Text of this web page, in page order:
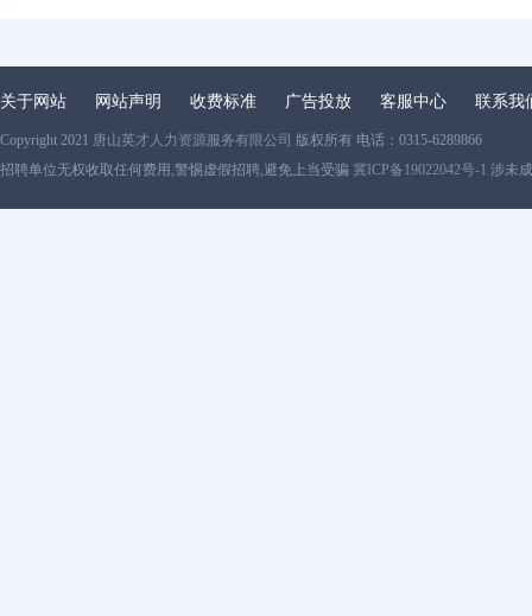
关于网站 网站声明 收费标准 广告投放 客服中心 联系我
Copyright 2021 唐山英才人力资源服务有限公司 版权所有 电话：0315-6289866
招聘单位无权收取任何费用,警惕虚假招聘,避免上当受骗 冀ICP备19022042号-1 涉未